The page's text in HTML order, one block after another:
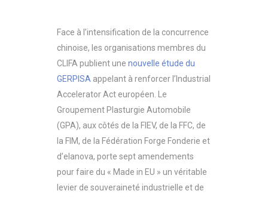
Face à l’intensification de la concurrence
chinoise, les organisations membres du
CLIFA publient une nouvelle étude du
GERPISA appelant à renforcer l’Industrial
Accelerator Act européen. Le
Groupement Plasturgie Automobile
(GPA), aux côtés de la FIEV, de la FFC, de
la FIM, de la Fédération Forge Fonderie et
d’elanova, porte sept amendements
pour faire du « Made in EU » un véritable
levier de souveraineté industrielle et de